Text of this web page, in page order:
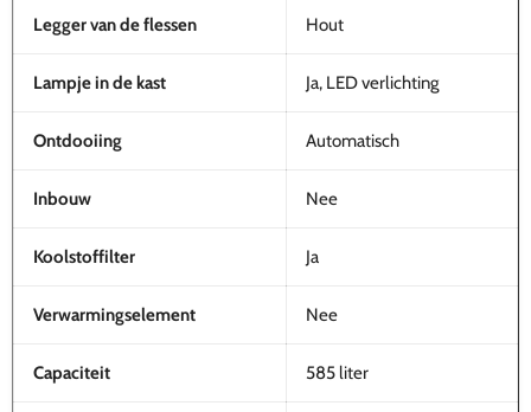
Legger van de flessen Hout
Lampje in de kast Ja, LED verlichting
Ontdooiing Automatisch
Inbouw Nee
Koolstoffilter Ja
Verwarmingselement Nee
Capaciteit 585 liter